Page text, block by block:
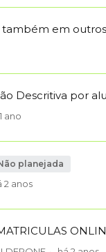
também em
Descritiva por
ano
planejada
2 anos